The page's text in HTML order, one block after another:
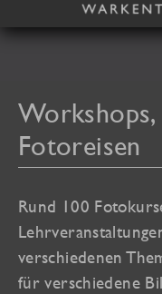
Inhalt
Fotoreisen
Rund 100
verschiedenen
für verschiedene